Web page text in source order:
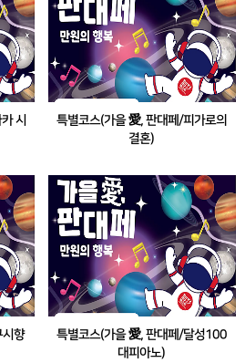
시
관 전
특별코스(가을 愛, 판대페/피가로의
결혼)
2025 대구정원박람회 참여
시향
특별코스(가을 愛, 판대페/달성100
대피아노)